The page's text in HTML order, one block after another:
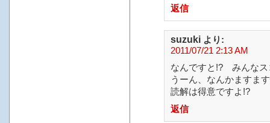
返信
suzuki より:
2011/07/21 2:13 AM
なんですと!? みんなス
うーん、なんかますま
読解は得意ですよ!?
返信